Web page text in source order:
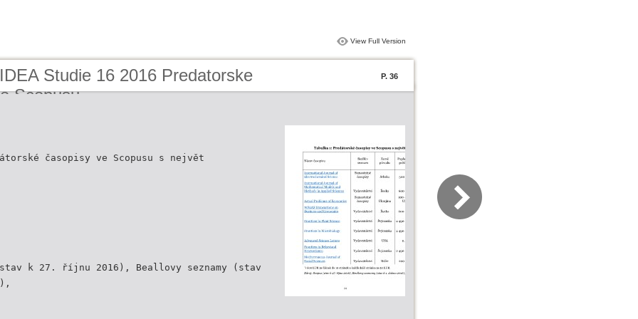
View Full Version
Studie 16 2016 Predatorske
Scopusu
P. 36
časopisy ve Scopusu s největ
k 27. říjnu 2016), Beallovy seznamy (stav